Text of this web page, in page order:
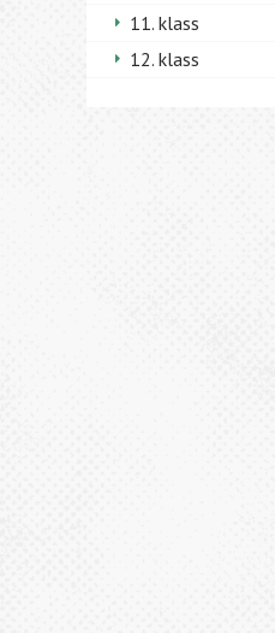
11. klass
12. klass